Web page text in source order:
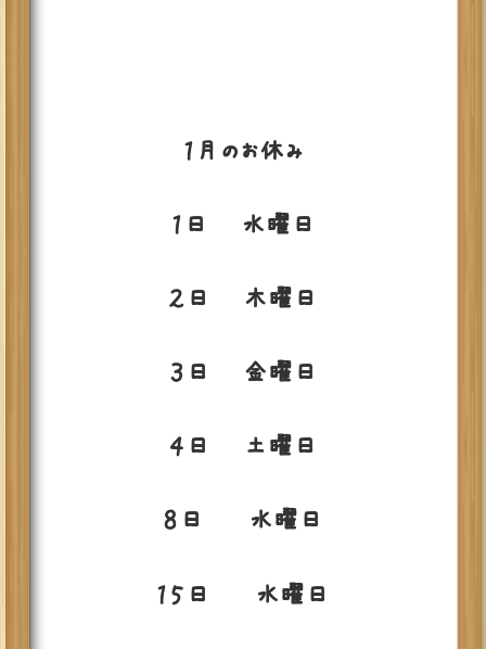
１月のお休み
１日 水曜日
２日 木曜日
３日 金曜日
４日 土曜日
８日 水曜日
１５日 水曜日